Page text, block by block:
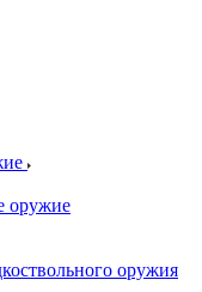
оружие
оружия